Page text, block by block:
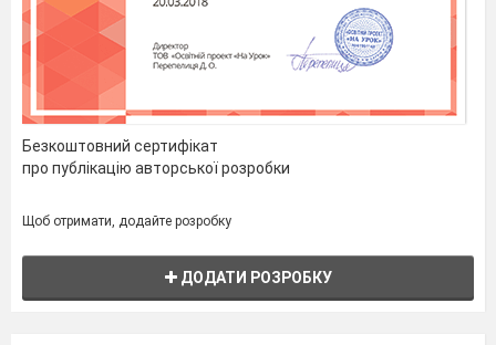
Безкоштовний сертифікат
про публікацію авторської розробки
Щоб отримати, додайте розробку
ДОДАТИ РОЗРОБКУ